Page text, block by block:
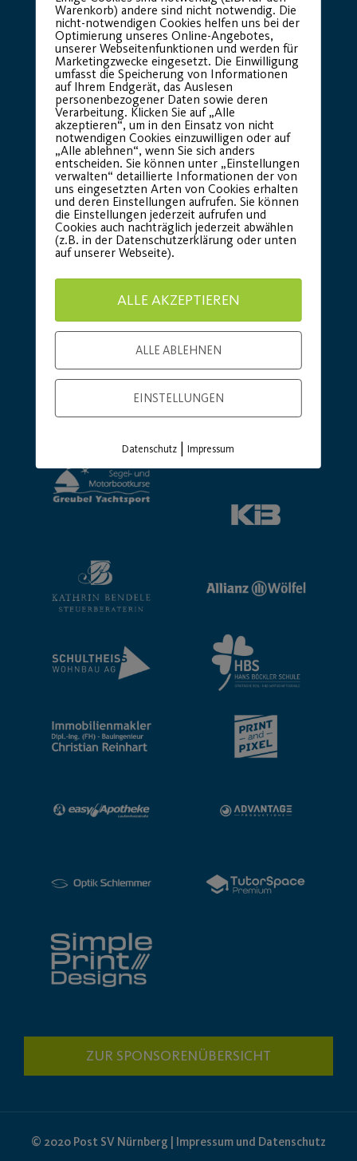
Basic Partner:
ZUR SPONSORENÜBERSICHT
© 2020 Post SV Nürnberg | Impressum und Datenschutz
Warenkorb) andere sind nicht notwendig. Die
nicht-notwendigen Cookies helfen uns bei der
Optimierung unseres Online-Angebotes,
unserer Webseitenfunktionen und werden für
Marketingzwecke eingesetzt. Die Einwilligung
umfasst die Speicherung von Informationen
auf Ihrem Endgerät, das Auslesen
personenbezogener Daten sowie deren
Verarbeitung. Klicken Sie auf „Alle
akzeptieren“, um in den Einsatz von nicht
notwendigen Cookies einzuwilligen oder auf
„Alle ablehnen“, wenn Sie sich anders
entscheiden. Sie können unter „Einstellungen
verwalten“ detaillierte Informationen der von
uns eingesetzten Arten von Cookies erhalten
und deren Einstellungen aufrufen. Sie können
die Einstellungen jederzeit aufrufen und
Cookies auch nachträglich jederzeit abwählen
(z.B. in der Datenschutzerklärung oder unten
auf unserer Webseite).
ALLE AKZEPTIEREN
ALLE ABLEHNEN
EINSTELLUNGEN
Datenschutz |Impressum